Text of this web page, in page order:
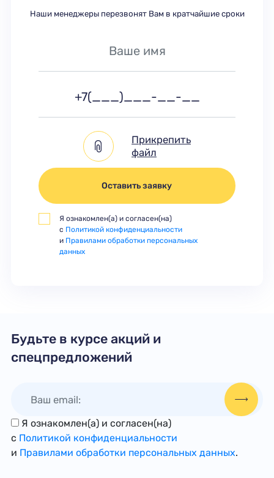
Наши менеджеры перезвонят Вам в кратчайшие сроки
Прикрепить
файл
Оставить заявку
Я ознакомлен(а) и согласен(на)
с Политикой конфиденциальности
и Правилами обработки персональных
данных
Будьте в курсе акций и
спецпредложений
Я ознакомлен(а) и согласен(на)
с Политикой конфиденциальности
и Правилами обработки персональных данных.